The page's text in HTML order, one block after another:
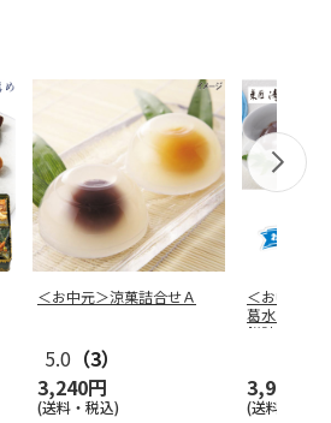
＜お中元＞涼菓詰合せＡ
5.0 （3）
3,240円
(送料・税込)
＜お中元
葛水ようか
餅詰合せ（
3,990円
(送料・税込)